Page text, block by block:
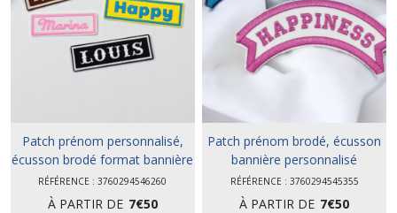
Patch prénom personnalisé,
écusson brodé format bannière
RÉFÉRENCE : 3760294546260
À PARTIR DE 7€50
Patch prénom brodé, écusson
bannière personnalisé
RÉFÉRENCE : 3760294545355
À PARTIR DE 7€50
rétro
petits